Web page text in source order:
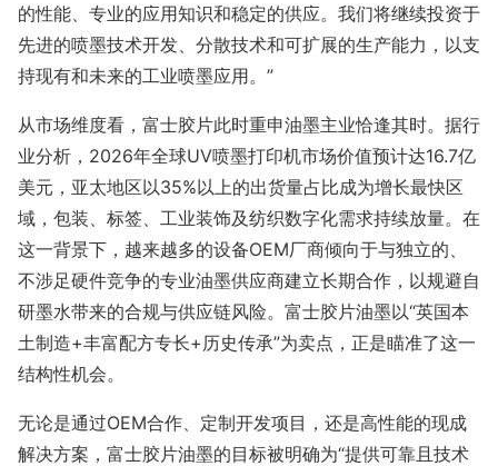
的性能、专业的应用知识和稳定的供应。我们将继续投资于
先进的喷墨技术开发、分散技术和可扩展的生产能力，以支
持现有和未来的工业喷墨应用。”
从市场维度看，富士胶片此时重申油墨主业恰逢其时。据行
业分析，2026年全球UV喷墨打印机市场价值预计达16.7亿
美元，亚太地区以35%以上的出货量占比成为增长最快区
域，包装、标签、工业装饰及纺织数字化需求持续放量。在
这一背景下，越来越多的设备OEM厂商倾向于与独立的、
不涉足硬件竞争的专业油墨供应商建立长期合作，以规避自
研墨水带来的合规与供应链风险。富士胶片油墨以“英国本
土制造+丰富配方专长+历史传承”为卖点，正是瞄准了这一
结构性机会。
无论是通过OEM合作、定制开发项目，还是高性能的现成
解决方案，富士胶片油墨的目标被明确为“提供可靠且技术